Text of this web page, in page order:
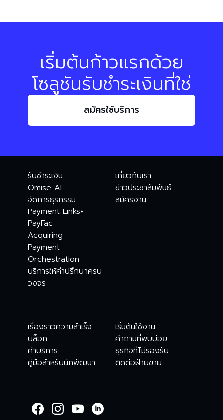
เริ่มต้นก้าวแรกด้วย
โซลูชันรับชำระเงินที่ใช่
สมัครใช้บริการ
รับชำระเงิน
Omise AI
จัดการธุรกรรม
Payment Links+
PayFac
Acquiring
Payment
Orchestration
บริการให้คำปรึกษาครบ
วงจร
เกี่ยวกับเรา
ข่าวประชาสัมพันธ์
สมัครงาน
เรื่องราวความสำเร็จ
บล็อก
ค่าบริการ
คู่มือสำหรับนักพัฒนา
เริ่มต้นใช้งาน
คำถามที่พบบ่อย
ธุรกิจที่ไม่รองรับ
ติดต่อฝ่ายขาย